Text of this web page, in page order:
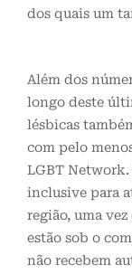
dos quais um
Além dos
longo deste
lésbicas
com pelo
LGBT Network.
inclusive para
região, uma
estão sob o
não recebem